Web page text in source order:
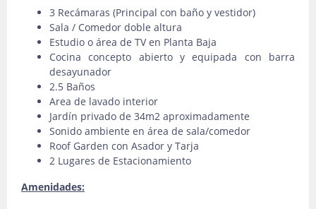
3 Recámaras (Principal con baño y vestidor)
Sala / Comedor doble altura
Estudio o área de TV en Planta Baja
Cocina concepto abierto y equipada con barra
desayunador
2.5 Baños
Area de lavado interior
Jardín privado de 34m2 aproximadamente
Sonido ambiente en área de sala/comedor
Roof Garden con Asador y Tarja
2 Lugares de Estacionamiento
Amenidades: